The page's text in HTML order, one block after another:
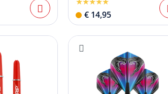
€ 14,95